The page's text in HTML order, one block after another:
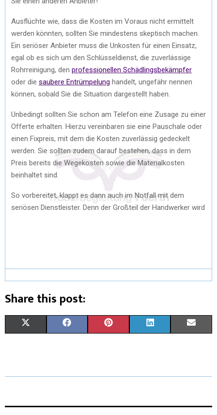
Ausflüchte wie, dass die Kosten im Voraus nicht ermittelt
werden könnten, sollten Sie mindestens skeptisch machen.
Ein seriöser Anbieter muss die Unkosten für einen Einsatz,
egal ob es sich um den Schlüsseldienst, die zuverlässige
Rohrreinigung, den professionellen Schädlingsbekämpfer
oder die saubere Entrümpelung handelt, ungefähr nennen
können, sobald Sie die Situation dargestellt haben.
Unbedingt sollten Sie schon am Telefon eine Zusage zu einer
Offerte erhalten. Hierzu vereinbaren sie eine Pauschale oder
einen Fixpreis, mit dem die Kosten zuverlässig gedeckelt
werden. Sie sollten zudem darauf bestehen, dass in dem
Preis bereits die Wegekosten sowie die Materialkosten
beinhaltet sind.
So vorbereitet, klappt es dann auch im Notfall mit dem
seriösen Dienstleister. Denn der Großteil der Handwerker wird
Share this post:
W E T K I